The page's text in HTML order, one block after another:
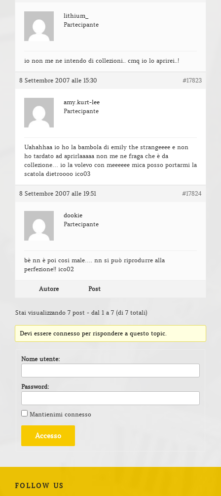
lithium_
Partecipante
io non me ne intendo di collezioni.. cmq io lo aprirei..!
8 Settembre 2007 alle 15:30 #17823
amy.kurt-lee
Partecipante
Uahahhaa io ho la bambola di emily the strangeeee e non
ho tardato ad aprirlaaaaa non me ne fraga che è da
collezione… io la volevo con meeeeee mica posso portarmi la
scatola dietroooo ico03
8 Settembre 2007 alle 19:51 #17824
dookie
Partecipante
bè nn è poi cosi male…. nn si può riprodurre alla
perfezione!! ico02
Autore Post
Stai visualizzando 7 post - dal 1 a 7 (di 7 totali)
Devi essere connesso per rispondere a questo topic.
Nome utente:
Password:
Mantienimi connesso
Accesso
FOLLOW US